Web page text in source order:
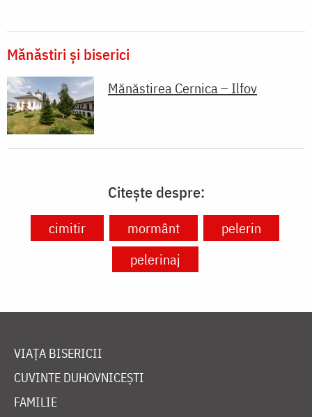
Mănăstiri și biserici
Mănăstirea Cernica – Ilfov
Citește despre:
cimitir mormânt
pelerin
pelerinaj
VIAȚA BISERICII
CUVINTE DUHOVNICEȘTI
FAMILIE